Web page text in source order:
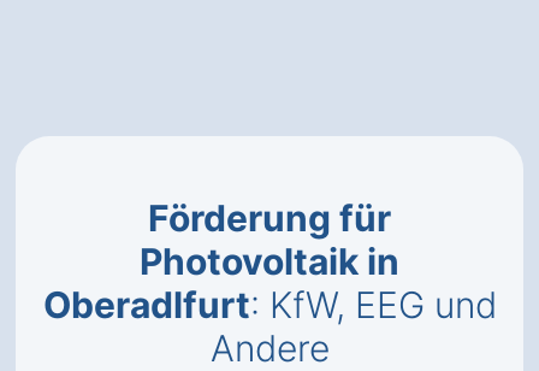
Förderung für
Photovoltaik in
Oberadlfurt: KfW, EEG und
Andere